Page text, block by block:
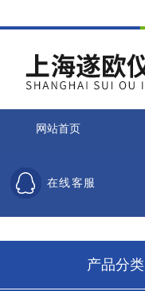
网站首页
在线客服
产品分类